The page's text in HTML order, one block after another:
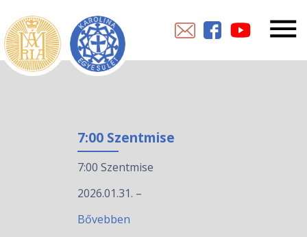
7:00 Szentmise
7:00 Szentmise
2026.01.31. –
Bővebben